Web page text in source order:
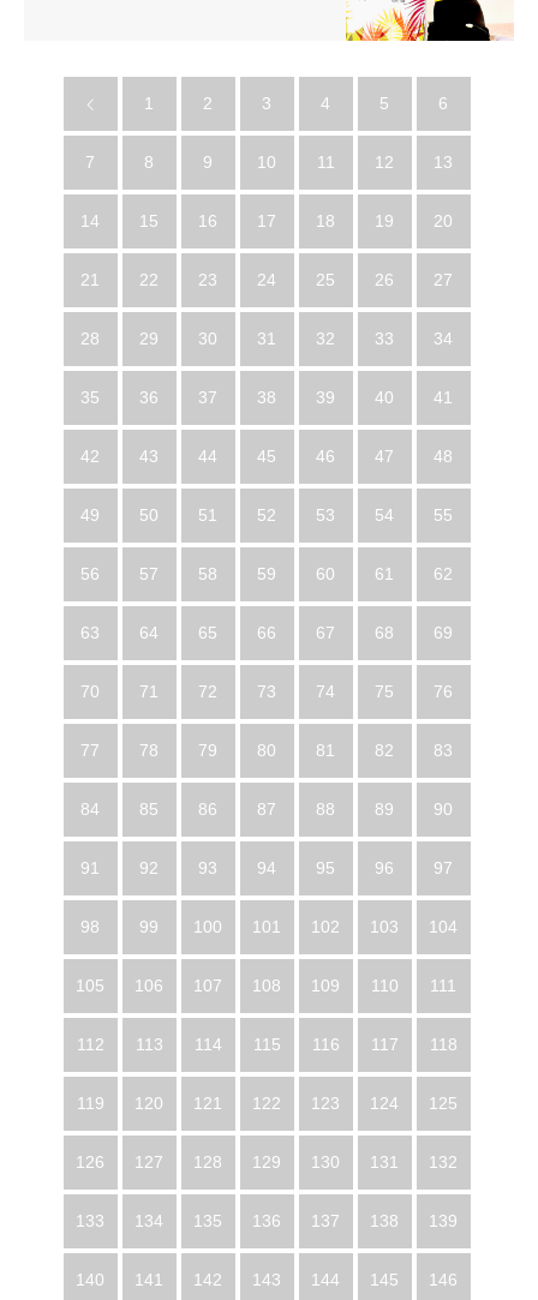
1 2 3 4 5 6
7 8 9 10 11 12 13
14 15 16 17 18 19 20
21 22 23 24 25 26 27
28 29 30 31 32 33 34
35 36 37 38 39 40 41
42 43 44 45 46 47 48
49 50 51 52 53 54 55
56 57 58 59 60 61 62
63 64 65 66 67 68 69
70 71 72 73 74 75 76
77 78 79 80 81 82 83
84 85 86 87 88 89 90
91 92 93 94 95 96 97
98 99 100 101 102 103 104
105 106 107 108 109 110 111
112 113 114 115 116 117 118
119 120 121 122 123 124 125
126 127 128 129 130 131 132
133 134 135 136 137 138 139
140 141 142 143 144 145 146